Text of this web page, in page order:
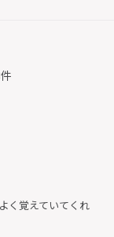
く覚えていてくれ